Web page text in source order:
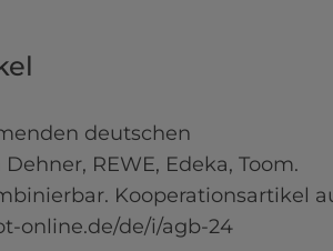
deutschen
REWE, Edeka, Toom.
Kooperationsartikel
online.de/de/i/agb-24